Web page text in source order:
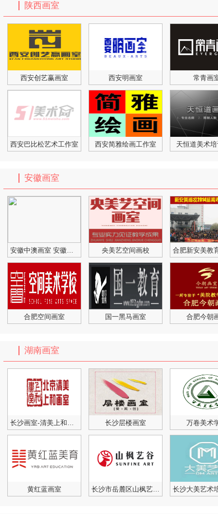
陕西画室
西安创艺赢画室 西安明画室 常青画
西安巴比松艺术工作室 西安简雅绘画工作室 天恒道美术
安徽画室
央美艺空间画校
合肥空间画室 国一黑马画室 合肥今朝
湖南画室
长沙层楼画室 万卷美术
黄红蓝画室 长沙大美艺术